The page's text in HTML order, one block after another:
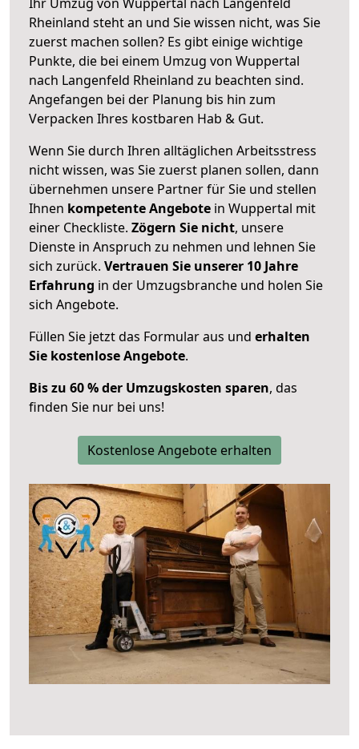
Rheinland steht an und Sie wissen nicht, was Sie
zuerst machen sollen? Es gibt einige wichtige
Punkte, die bei einem Umzug von Wuppertal
nach Langenfeld Rheinland zu beachten sind.
Angefangen bei der Planung bis hin zum
Verpacken Ihres kostbaren Hab & Gut.
Wenn Sie durch Ihren alltäglichen Arbeitsstress
nicht wissen, was Sie zuerst planen sollen, dann
übernehmen unsere Partner für Sie und stellen
Ihnen kompetente Angebote in Wuppertal mit
einer Checkliste. Zögern Sie nicht, unsere
Dienste in Anspruch zu nehmen und lehnen Sie
sich zurück. Vertrauen Sie unserer 10 Jahre
Erfahrung in der Umzugsbranche und holen Sie
sich Angebote.
Füllen Sie jetzt das Formular aus und erhalten
Sie kostenlose Angebote.
Bis zu 60 % der Umzugskosten sparen, das
finden Sie nur bei uns!
Kostenlose Angebote erhalten